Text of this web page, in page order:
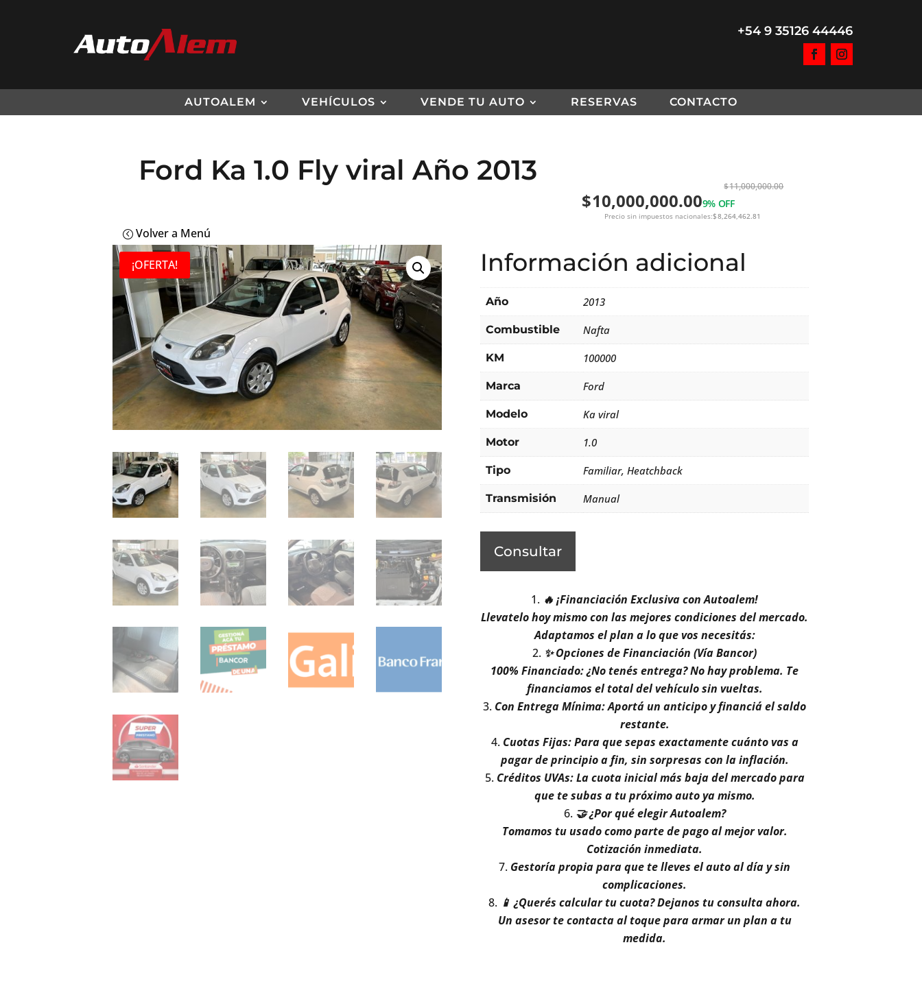
+54 9 35126 44446
AUTOALEM VEHÍCULOS VENDE TU AUTO RESERVAS CONTACTO
Ford Ka 1.0 Fly viral Año 2013 $11,000,000.00
precio
original
$11,000,000.00.
$10,000,000.00
precio
actual
$10,000,000.00.
9% OFF
Precio sin impuestos nacionales:$8,264,462.81
Volver a Menú
¡OFERTA! Información adicional
Año 2013
Combustible Nafta
KM 100000
Marca Ford
Modelo Ka viral
Motor 1.0
Tipo Familiar, Heatchback
Transmisión Manual
Consultar
🔥 ¡Financiación Exclusiva con Autoalem!
Llevatelo hoy mismo con las mejores condiciones del mercado.
Adaptamos el plan a lo que vos necesitás:
✨ Opciones de Financiación (Vía Bancor)
100% Financiado: ¿No tenés entrega? No hay problema. Te
financiamos el total del vehículo sin vueltas.
Con Entrega Mínima: Aportá un anticipo y financiá el saldo
restante.
Cuotas Fijas: Para que sepas exactamente cuánto vas a
pagar de principio a fin, sin sorpresas con la inflación.
Créditos UVAs: La cuota inicial más baja del mercado para
que te subas a tu próximo auto ya mismo.
🤝 ¿Por qué elegir Autoalem?
Tomamos tu usado como parte de pago al mejor valor.
Cotización inmediata.
Gestoría propia para que te lleves el auto al día y sin
complicaciones.
📱 ¿Querés calcular tu cuota? Dejanos tu consulta ahora.
Un asesor te contacta al toque para armar un plan a tu
medida.